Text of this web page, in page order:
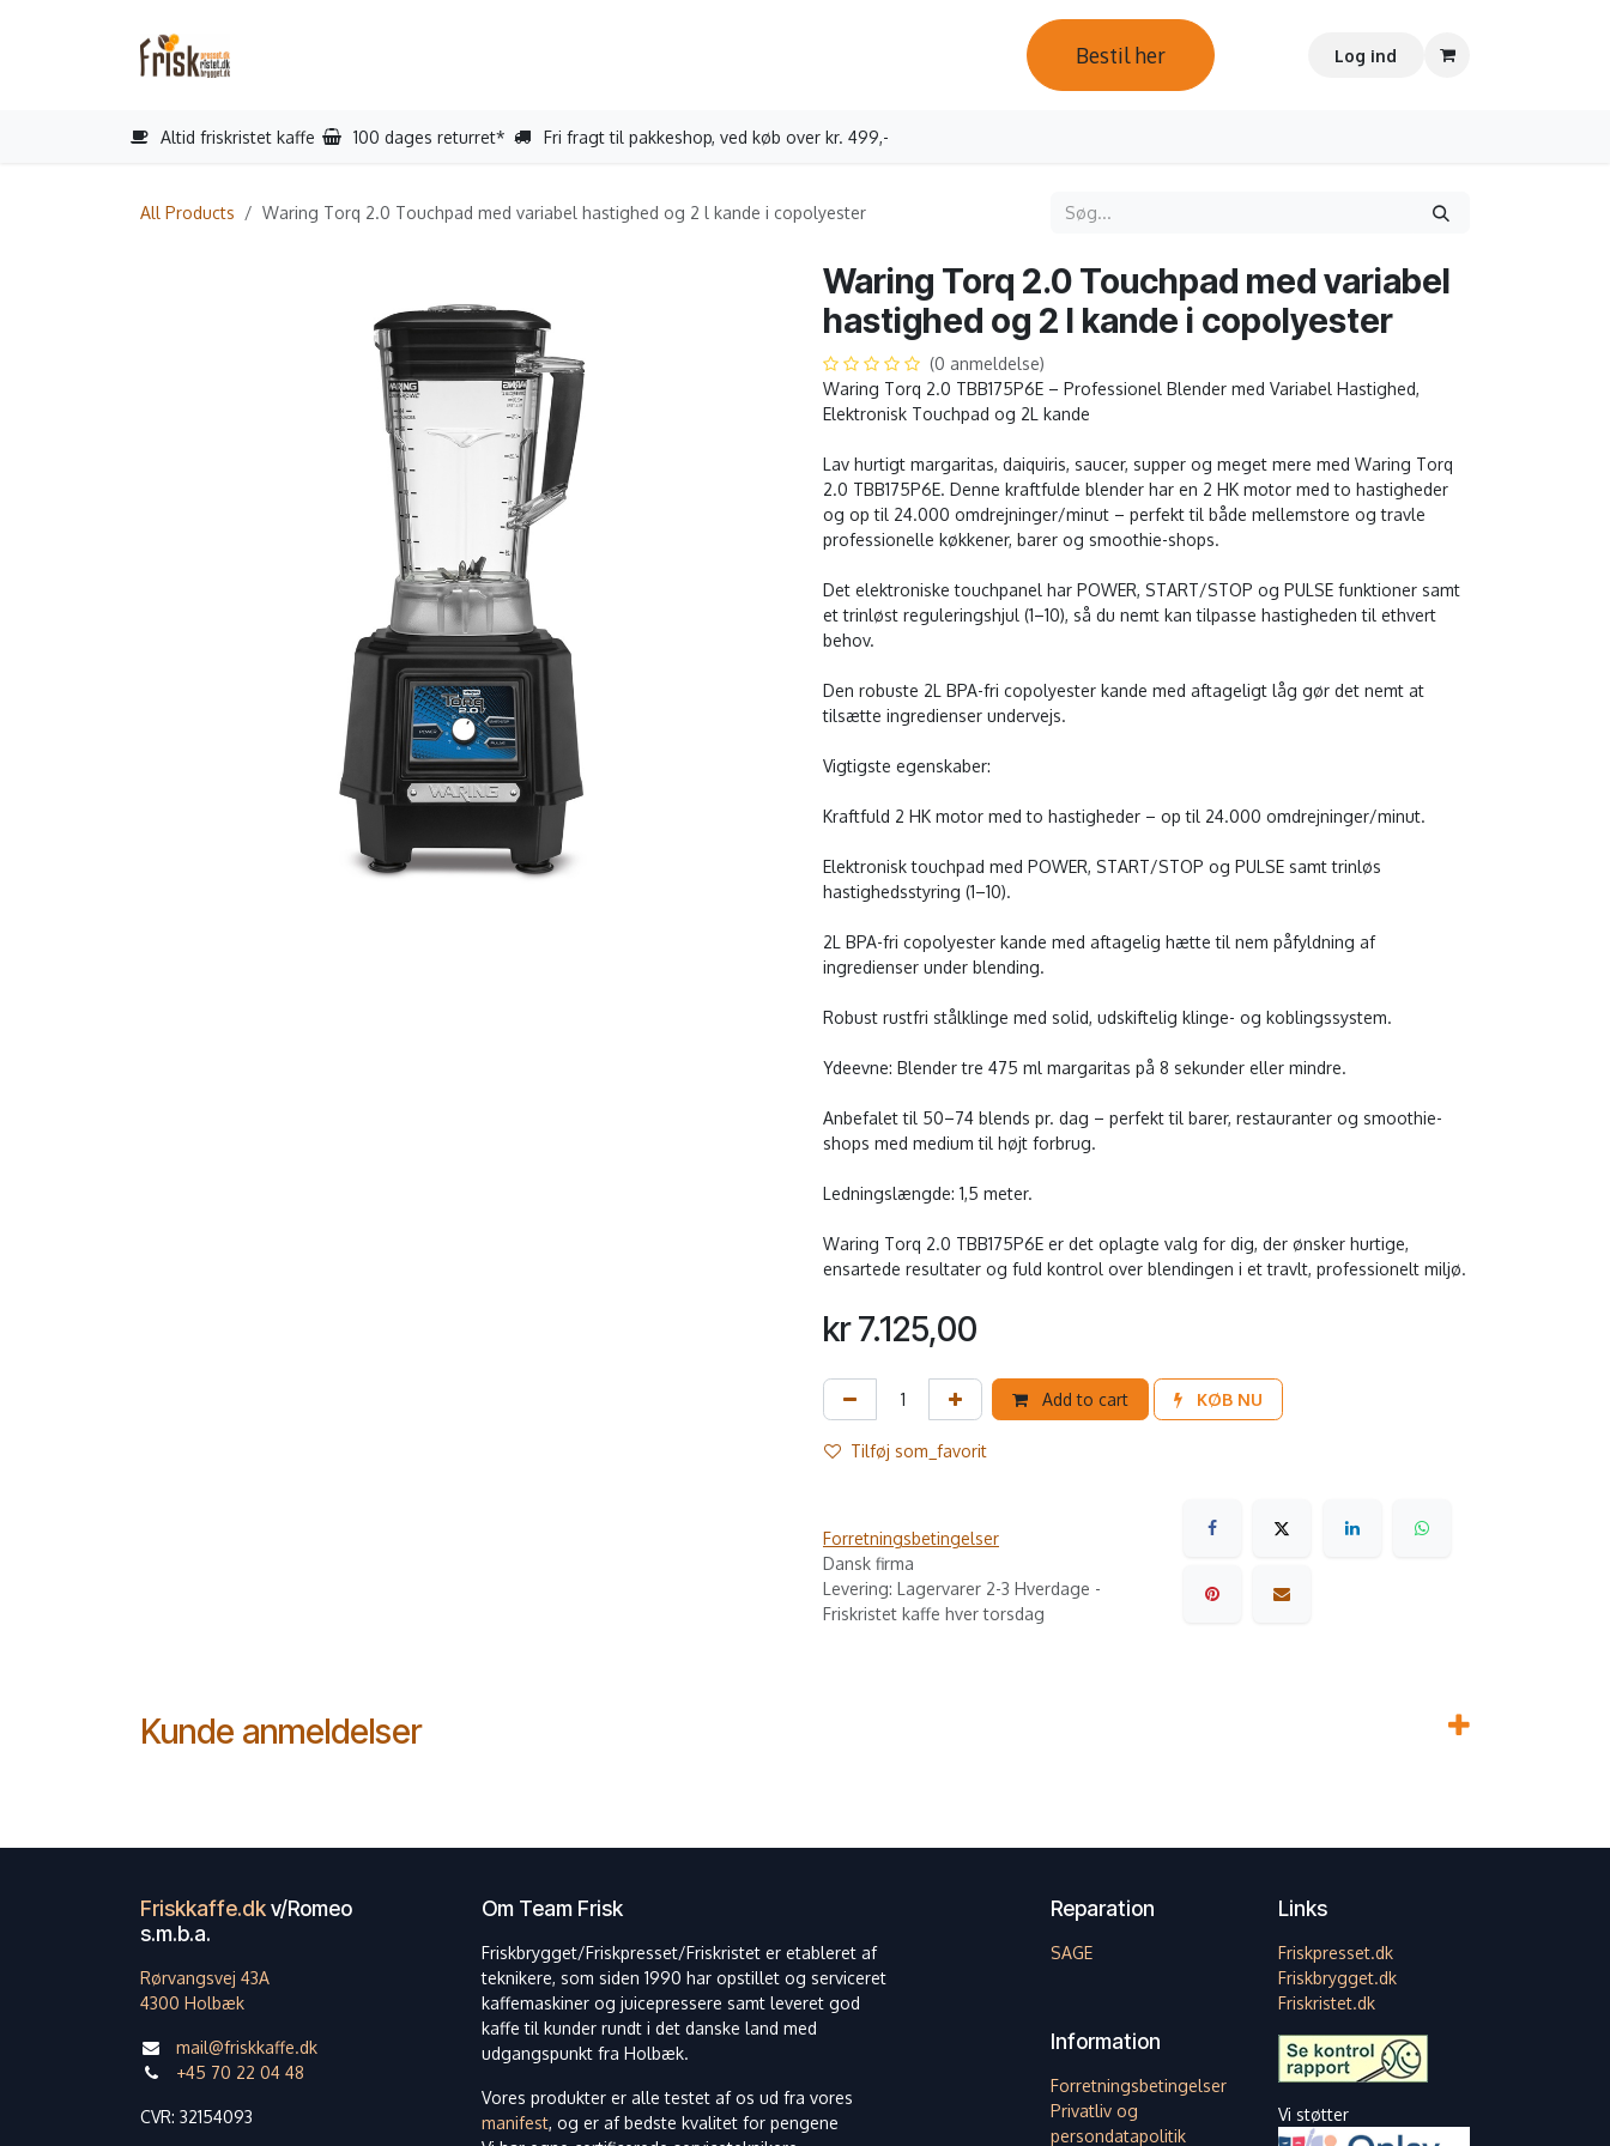
Bestil her Log ind
Altid friskristet kaffe 100 dages returret* Fri fragt til pakkeshop, ved køb over kr. 499,-
All Products Waring Torq 2.0 Touchpad med variabel hastighed og 2 l kande i copolyester
Waring Torq 2.0 Touchpad med variabel
hastighed og 2 l kande i copolyester
(0 anmeldelse)
Waring Torq 2.0 TBB175P6E – Professionel Blender med Variabel Hastighed,
Elektronisk Touchpad og 2L kande
Lav hurtigt margaritas, daiquiris, saucer, supper og meget mere med Waring Torq
2.0 TBB175P6E. Denne kraftfulde blender har en 2 HK motor med to hastigheder
og op til 24.000 omdrejninger/minut – perfekt til både mellemstore og travle
professionelle køkkener, barer og smoothie-shops.
Det elektroniske touchpanel har POWER, START/STOP og PULSE funktioner samt
et trinløst reguleringshjul (1–10), så du nemt kan tilpasse hastigheden til ethvert
behov.
Den robuste 2L BPA-fri copolyester kande med aftageligt låg gør det nemt at
tilsætte ingredienser undervejs.
Vigtigste egenskaber:
Kraftfuld 2 HK motor med to hastigheder – op til 24.000 omdrejninger/minut.
Elektronisk touchpad med POWER, START/STOP og PULSE samt trinløs
hastighedsstyring (1–10).
2L BPA-fri copolyester kande med aftagelig hætte til nem påfyldning af
ingredienser under blending.
Robust rustfri stålklinge med solid, udskiftelig klinge- og koblingssystem.
Ydeevne: Blender tre 475 ml margaritas på 8 sekunder eller mindre.
Anbefalet til 50–74 blends pr. dag – perfekt til barer, restauranter og smoothie-
shops med medium til højt forbrug.
Ledningslængde: 1,5 meter.
Waring Torq 2.0 TBB175P6E er det oplagte valg for dig, der ønsker hurtige,
ensartede resultater og fuld kontrol over blendingen i et travlt, professionelt miljø.
kr7.125,00
Add to cart KØB NU
Tilføj som_favorit
Forretningsbetingelser
Dansk firma
Levering: Lagervarer 2-3 Hverdage -
Friskristet kaffe hver torsdag
Kunde anmeldelser
Friskkaffe.dkv/Romeo
s.m.b.a.
Rørvangsvej 43A
4300 Holbæk
mail@friskkaffe.dk
+45 70 22 04 48
CVR: 32154093
Om Team Frisk
Friskbrygget/Friskpresset/Friskristet er etableret af
teknikere, som siden 1990 har opstillet og serviceret
kaffemaskiner og juicepressere samt leveret god
kaffe til kunder rundt i det danske land med
udgangspunkt fra Holbæk.
Vores produkter er alle testet af os ud fra vores
manifest, og er af bedste kvalitet for pengene
Reparation
SAGE
Information
Forretningsbetingelser
Privatliv og
persondatapolitik
Links
Friskpresset.dk
Friskbrygget.dk
Friskristet.dk
Vi støtter